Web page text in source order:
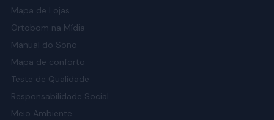
Mapa de Lojas
Ortobom na Mídia
Manual do Sono
Mapa de conforto
Teste de Qualidade
Responsabilidade Social
Meio Ambiente